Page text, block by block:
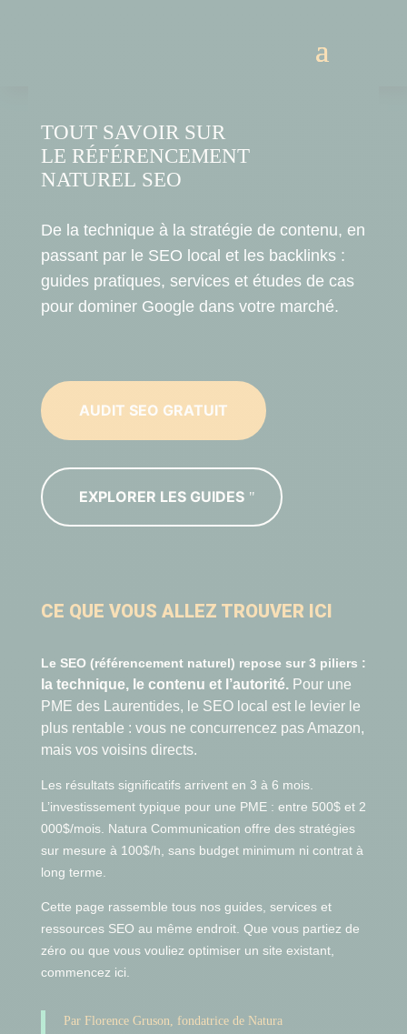
TOUT SAVOIR SUR
LE RÉFÉRENCEMENT
NATUREL SEO
De la technique à la stratégie de contenu, en
passant par le SEO local et les backlinks :
guides pratiques, services et études de cas
pour dominer Google dans votre marché.
AUDIT SEO GRATUIT
EXPLORER LES GUIDES
CE QUE VOUS ALLEZ TROUVER ICI
Le SEO (référencement naturel) repose sur 3 piliers :
la technique, le contenu et l’autorité. Pour une
PME des Laurentides, le SEO local est le levier le
plus rentable : vous ne concurrencez pas Amazon,
mais vos voisins directs.
Les résultats significatifs arrivent en 3 à 6 mois.
L’investissement typique pour une PME : entre 500$ et 2
000$/mois. Natura Communication offre des stratégies
sur mesure à 100$/h, sans budget minimum ni contrat à
long terme.
Cette page rassemble tous nos guides, services et
ressources SEO au même endroit. Que vous partiez de
zéro ou que vous vouliez optimiser un site existant,
commencez ici.
Par Florence Gruson, fondatrice de Natura